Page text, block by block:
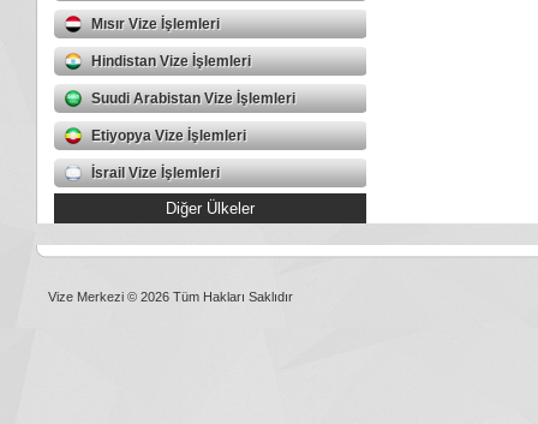
Mısır Vize İşlemleri
Hindistan Vize İşlemleri
Suudi Arabistan Vize İşlemleri
Etiyopya Vize İşlemleri
İsrail Vize İşlemleri
Diğer Ülkeler
Vize Merkezi © 2026 Tüm Hakları Saklıdır